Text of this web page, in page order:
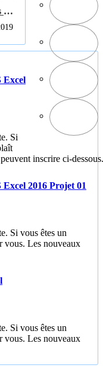
en
Excel
Si
inscrire ci-dessous.
2016 Projet 01
Si vous êtes un
vous. Les nouveaux
Si vous êtes un
vous. Les nouveaux